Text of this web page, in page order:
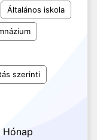
Általános iskola
szerinti